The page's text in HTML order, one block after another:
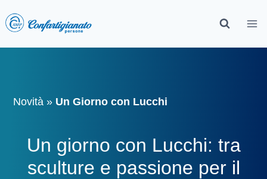
Novità » Un Giorno con Lucchi
Un giorno con Lucchi: tra
sculture e passione per il